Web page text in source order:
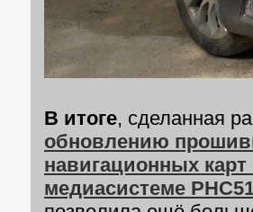
В итоге, сделанная
обновлению
навигационных
медиасистеме